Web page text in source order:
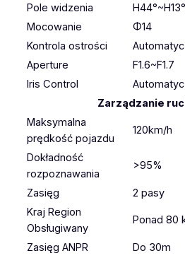
Pole widzenia
Mocowanie
Φ14
Kontrola ostrości
Aperture
F1.6~F1.7
Iris Control
Zarządzanie
Maksymalna
prędkość pojazdu
120km/h
Dokładność
rozpoznawania
>95%
Zasięg
2 pasy
Kraj Region
Obsługiwany
Ponad 80
Zasięg ANPR
Do 30m